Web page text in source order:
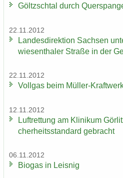
Göltzsch­tal durch
22.11.2012
Lan­des­di­rek­ti­on Sach­sen
wie­sen­tha­ler Stra­ße in der
22.11.2012
Voll­gas beim Müller-​
12.11.2012
Luft­ret­tung am Kli­ni­kum
cher­heits­stan­dard ge­bracht
06.11.2012
Bio­gas in Leis­nig